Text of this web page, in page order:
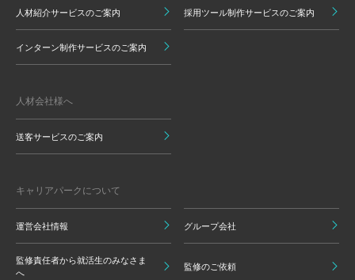
人材紹介サービスのご案内 採用ツール制作サービスのご案内
インターン制作サービスのご案内
人材会社様へ
送客サービスのご案内
キャリアパークについて
運営会社情報 グループ会社
監修責任者から就活生のみなさま
へ
監修のご依頼